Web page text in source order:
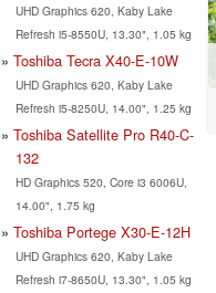
UHD Graphics 620, Kaby Lake
Refresh i5-8550U, 13.30", 1.05 kg
Toshiba Tecra X40-E-10W
UHD Graphics 620, Kaby Lake
Refresh i5-8250U, 14.00", 1.25 kg
Toshiba Satellite Pro R40-C-
132
HD Graphics 520, Core i3 6006U,
14.00", 1.75 kg
Toshiba Portege X30-E-12H
UHD Graphics 620, Kaby Lake
Refresh i7-8650U, 13.30", 1.05 kg